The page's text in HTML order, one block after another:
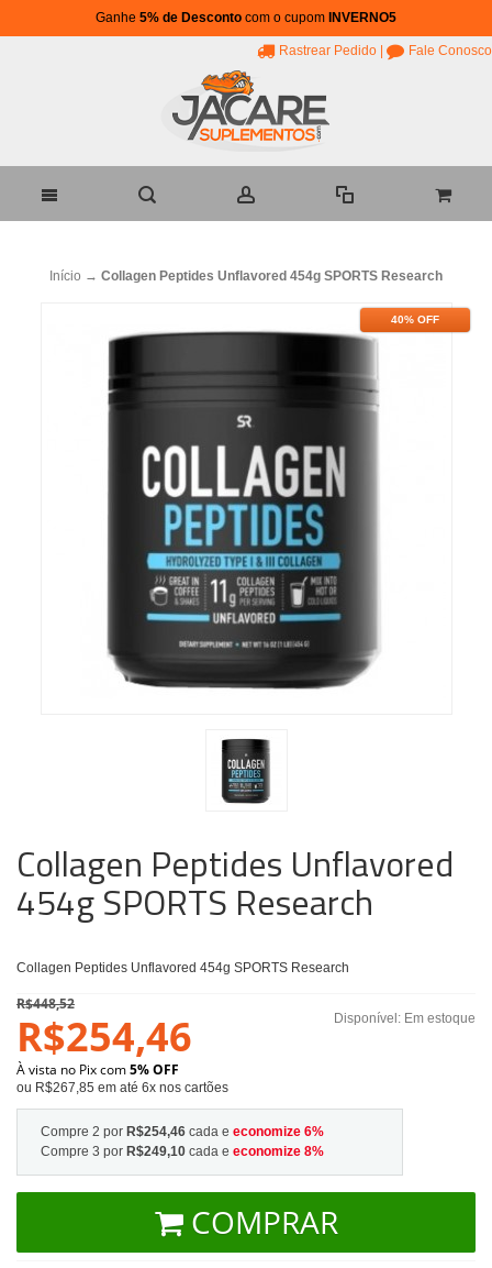
Ganhe 5% de Desconto com o cupom INVERNO5
Rastrear Pedido Fale Conosco
Início → Collagen Peptides Unflavored 454g SPORTS Research
40% OFF
Collagen Peptides Unflavored
454g SPORTS Research
Collagen Peptides Unflavored 454g SPORTS Research
Disponível: Em estoque
R$448,52
R$254,46
À vista no Pix com5% OFF
ou R$267,85 em até 6x nos cartões
Compre 2 por R$254,46 cada e economize 6%
Compre 3 por R$249,10 cada e economize 8%
COMPRAR